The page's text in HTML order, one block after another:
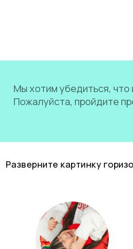
Мы хотим убедиться,
Пожалуйста, пройдите
Разверните картинку